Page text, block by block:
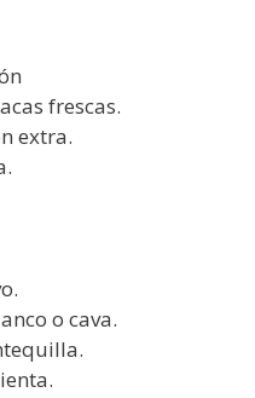
frescas.
extra.
o cava.